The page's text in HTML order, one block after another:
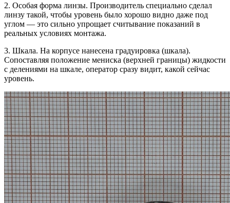
2. Особая форма линзы. Производитель специально сделал
линзу такой, чтобы уровень было хорошо видно даже под
углом — это сильно упрощает считывание показаний в
реальных условиях монтажа.
3. Шкала. На корпусе нанесена градуировка (шкала).
Сопоставляя положение мениска (верхней границы) жидкости
с делениями на шкале, оператор сразу видит, какой сейчас
уровень.